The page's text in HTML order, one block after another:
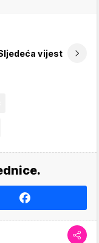
vijest